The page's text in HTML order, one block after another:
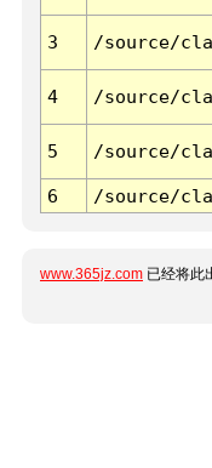
3 /source/
4 /source/
5 /source/
6 /source/
www.365jz.com 已经将此